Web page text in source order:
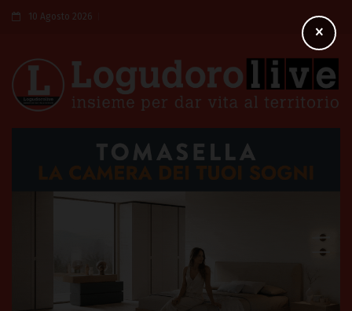
10 Agosto 2026
×